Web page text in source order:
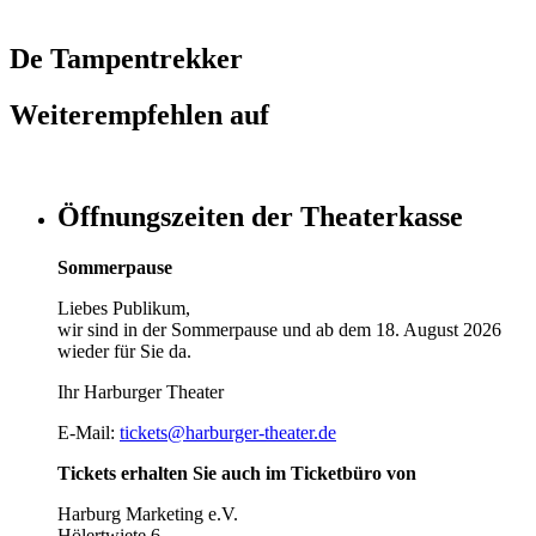
De Tampentrekker
Weiterempfehlen auf
Öffnungszeiten der Theaterkasse
Sommerpause
Liebes Publikum,
wir sind in der Sommerpause und ab dem 18. August 2026
wieder für Sie da.
Ihr Harburger Theater
E-Mail: tickets@harburger-theater.de
Tickets erhalten Sie auch im Ticketbüro von
Harburg Marketing e.V.